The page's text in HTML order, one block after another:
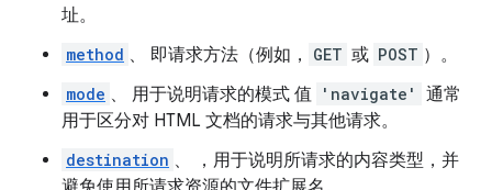
址。
method 、 即请求方法（例如， GET 或 POST ）。
mode 、 用于说明请求的模式 值 'navigate'
通常
用于区分对 HTML 文档的请求与其他请求。
destination 、 ，用于说明所请求的内容类型，并